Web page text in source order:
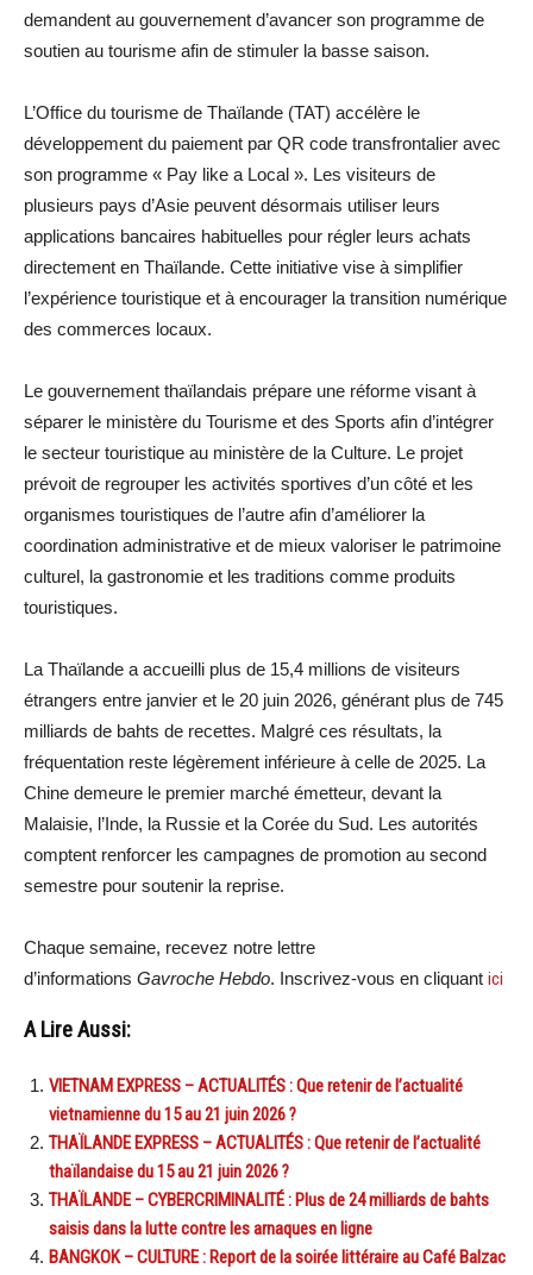
demandent au gouvernement d’avancer son programme de
soutien au tourisme afin de stimuler la basse saison.
L’Office du tourisme de Thaïlande (TAT) accélère le
développement du paiement par QR code transfrontalier avec
son programme « Pay like a Local ». Les visiteurs de
plusieurs pays d’Asie peuvent désormais utiliser leurs
applications bancaires habituelles pour régler leurs achats
directement en Thaïlande. Cette initiative vise à simplifier
l’expérience touristique et à encourager la transition numérique
des commerces locaux.
Le gouvernement thaïlandais prépare une réforme visant à
séparer le ministère du Tourisme et des Sports afin d’intégrer
le secteur touristique au ministère de la Culture. Le projet
prévoit de regrouper les activités sportives d’un côté et les
organismes touristiques de l’autre afin d’améliorer la
coordination administrative et de mieux valoriser le patrimoine
culturel, la gastronomie et les traditions comme produits
touristiques.
La Thaïlande a accueilli plus de 15,4 millions de visiteurs
étrangers entre janvier et le 20 juin 2026, générant plus de 745
milliards de bahts de recettes. Malgré ces résultats, la
fréquentation reste légèrement inférieure à celle de 2025. La
Chine demeure le premier marché émetteur, devant la
Malaisie, l’Inde, la Russie et la Corée du Sud. Les autorités
comptent renforcer les campagnes de promotion au second
semestre pour soutenir la reprise.
Chaque semaine, recevez notre lettre
d’informations Gavroche Hebdo. Inscrivez-vous en cliquant ici
A Lire Aussi:
VIETNAM EXPRESS – ACTUALITÉS : Que retenir de l’actualité
vietnamienne du 15 au 21 juin 2026 ?
THAÏLANDE EXPRESS – ACTUALITÉS : Que retenir de l’actualité
thaïlandaise du 15 au 21 juin 2026 ?
THAÏLANDE – CYBERCRIMINALITÉ : Plus de 24 milliards de bahts
saisis dans la lutte contre les arnaques en ligne
BANGKOK – CULTURE : Report de la soirée littéraire au Café Balzac